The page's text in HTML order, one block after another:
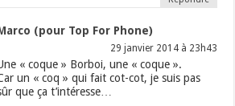
(pour Top For Phone)
29 janvier 2014 à 23h43
« coque » Borboi, une « coque ».
un « coq » qui fait cot-cot, je suis pas
que ça t’intéresse…